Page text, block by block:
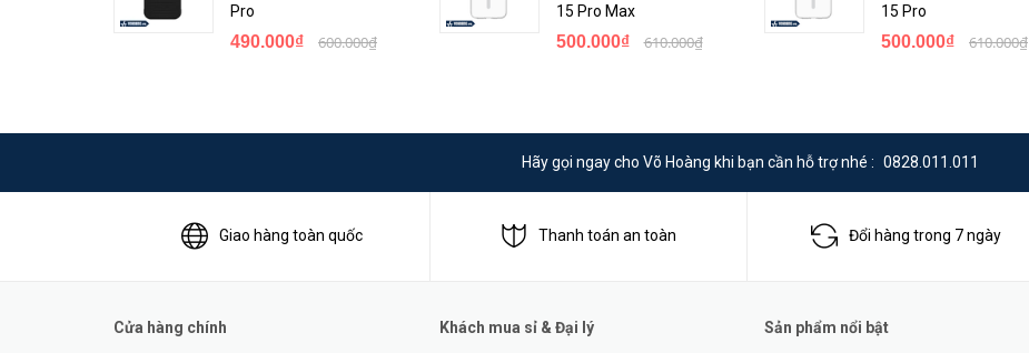
năng bảo vệ giống như vật liệu truyền thống D3O. D3O ® Bio là giải pháp bảo vệ bạn, điện thoại và môi trường.
Pro
490.000₫ 600.000₫
15 Pro Max
500.000₫ 610.000₫
15 Pro
500.000₫ 610.000₫
Hãy gọi ngay cho Võ Hoàng khi bạn cần hỗ trợ nhé : 0828.011.011
Giao hàng toàn quốc Thanh toán an toàn Đổi hàng trong 7 ngày
Cửa hàng chính Khách mua sỉ & Đại lý Sản phẩm nổi bật